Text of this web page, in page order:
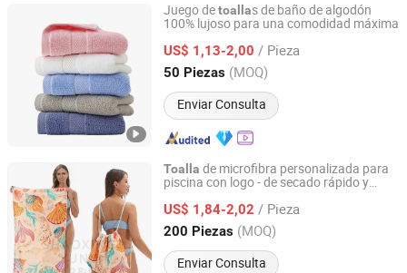
Juego detoallas de baño de algodón
100% lujoso para una comodidad máxima
US$ 1,13-2,00 / Pieza
50 Piezas (MOQ)
Enviar Consulta
Nantong Sketch Textile Co., Ltd.
Jiangsu, China Desde 2025
Toalla de microfibra personalizada para
piscina con logo - de secado rápido y
US$ 1,84-2,02 / Pieza
200 Piezas (MOQ)
Enviar Consulta
Dezhou Caishihe Textile Co., Ltd
Shandong, China Desde 2018